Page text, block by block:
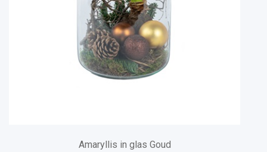
Amaryllis in glas Goud